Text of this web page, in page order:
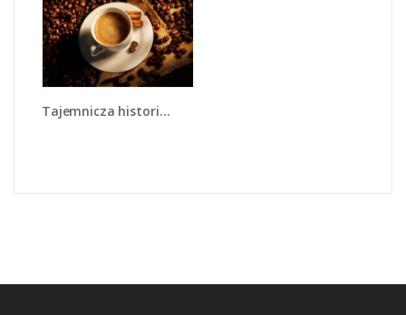
Tajemnicza historia z odrobiną kawy - JN475